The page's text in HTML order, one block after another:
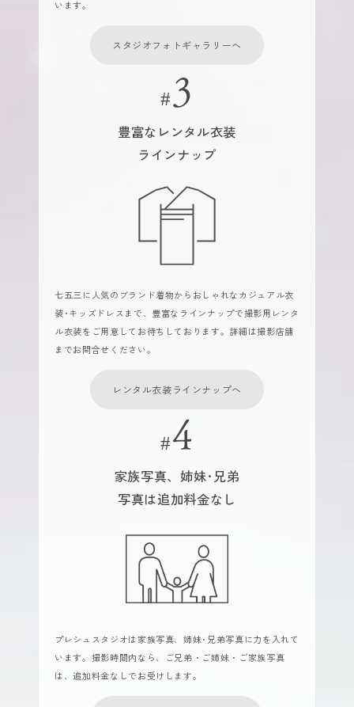
います。
スタジオフォトギャラリーへ
豊富なレンタル衣装
ラインナップ
七五三に人気のブランド着物からおしゃれなカジュアル衣
装･キッズドレスまで、豊富なラインナップで撮影用レンタ
ル衣装をご用意してお待ちしております。詳細は撮影店舗
までお問合せください。
レンタル衣装ラインナップへ
家族写真、姉妹･兄弟
写真は追加料金なし
プレシュスタジオは家族写真、姉妹･兄弟写真に力を入れて
います。撮影時間内なら、ご兄弟・ご姉妹・ご家族写真
は、追加料金なしでお受けします。